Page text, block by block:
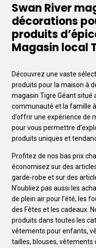
Swan River
décorations
produits
Magasin local
Découvrez une vaste
produits pour la maison à
magasin Tigre Géant situé
communauté et la famille
d’offrir une expérience de
pour vous permettre
produits uniques et
Profitez de nos bas prix
économisez sur des
garde-robe et sur des
N’oubliez pas aussi les
de plein air pour l’été, les
des Fêtes et les cadeaux.
produits dans toutes les
vêtements pour enfants,
tailles, blouses, vêtements